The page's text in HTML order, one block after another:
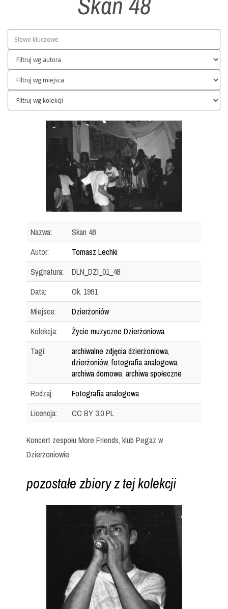
Nazwa:
Skan 48
Autor:
Tomasz Lechki
Sygnatura:
DLN_DZI_01_48
Data:
Ok. 1991
Miejsce:
Dzierżoniów
Kolekcja:
Życie muzyczne Dzierżoniowa
Tagi:
archiwalne zdjęcia dzierżoniowa,
dzierżoniów, fotografia analogowa,
archiwa domowe,archiwa społeczne
Rodzaj:
Fotografia analogowa
Licencja:
CC BY 3.0 PL
Koncert zespołu More Friends, klub Pegaz w
Dzierżoniowie.
pozostałe zbiory z tej kolekcji